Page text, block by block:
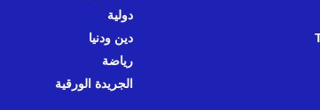
دولية
دين ودنيا
رياضة
الجريدة الورقية